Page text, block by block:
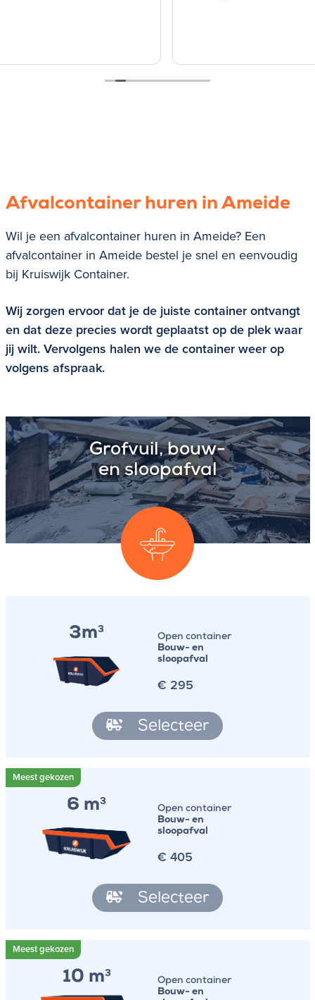
Afvalcontainer huren in Ameide
Wil je een afvalcontainer huren in Ameide? Een
afvalcontainer in Ameide bestel je snel en eenvoudig
bij Kruiswijk Container.
Wij zorgen ervoor dat je de juiste container ontvangt
en dat deze precies wordt geplaatst op de plek waar
jij wilt. Vervolgens halen we de container weer op
volgens afspraak.
Grofvuil, bouw-
en sloopafval
3m3
Open container
Bouw- en
sloopafval
€ 295
Selecteer
6 m3
Open container
Bouw- en
sloopafval
€ 405
Selecteer
10 m3
Open container
Bouw- en